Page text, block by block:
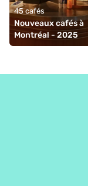
45 cafés
Nouveaux cafés à
Montréal - 2025